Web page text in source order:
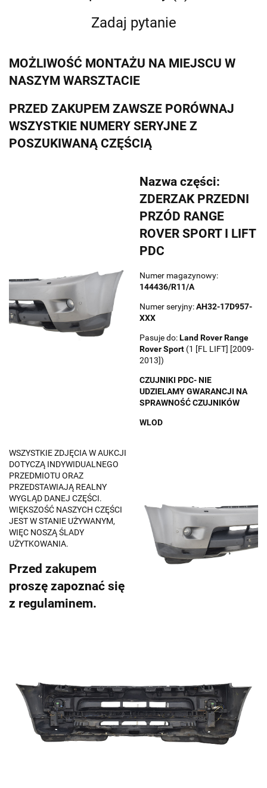
Zadaj pytanie
MOŻLIWOŚĆ MONTAŻU NA MIEJSCU W
NASZYM WARSZTACIE
PRZED ZAKUPEM ZAWSZE PORÓWNAJ
WSZYSTKIE NUMERY SERYJNE Z
POSZUKIWANĄ CZĘŚCIĄ
Nazwa części:
ZDERZAK PRZEDNI
PRZÓD RANGE
ROVER SPORT I LIFT
PDC
Numer magazynowy:
144436/R11/A
Numer seryjny:AH32-17D957-
XXX
Pasuje do:Land RoverRange
Rover Sport (1 [FL LIFT] [2009-
2013])
CZUJNIKI PDC- NIE
UDZIELAMY GWARANCJI NA
SPRAWNOŚĆ CZUJNIKÓW
WLOD
WSZYSTKIE ZDJĘCIA W AUKCJI
DOTYCZĄ INDYWIDUALNEGO
PRZEDMIOTU ORAZ
PRZEDSTAWIAJĄ REALNY
WYGLĄD DANEJ CZĘŚCI.
WIĘKSZOŚĆ NASZYCH CZĘŚCI
JEST W STANIE UŻYWANYM,
WIĘC NOSZĄ ŚLADY
UŻYTKOWANIA.
Przed zakupem
proszę zapoznać się
z regulaminem.